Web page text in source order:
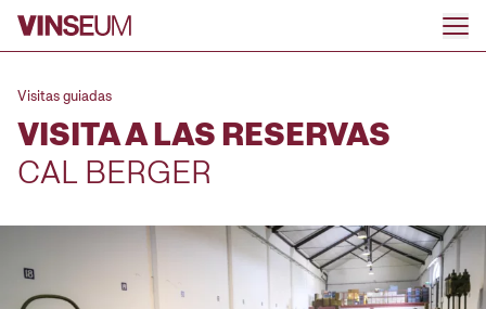
Ir al contenido
Visitas guiadas
VISITA A LAS RESERVAS
CAL BERGER